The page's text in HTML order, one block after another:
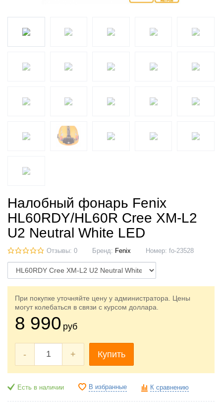
Налобный фонарь Fenix
HL60RDY/HL60R Cree XM-L2
U2 Neutral White LED
Отзывы: 0 Бренд: Fenix Номер: fo-23528
При покупке уточняйте цену у администратора. Цены
могут колебаться в связи с курсом доллара.
8 990 руб
- + Купить
Есть в наличии В избранные К сравнению